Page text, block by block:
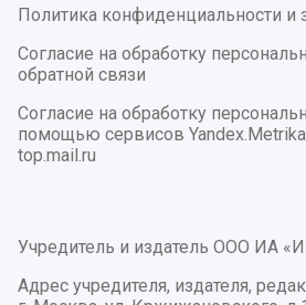
Политика конфиденциальности
Согласие на обработку
обратной связи
Согласие на обработку
помощью сервисов
top.mail.ru
Учредитель и издатель ООО ИА
Адрес учредителя, издателя,